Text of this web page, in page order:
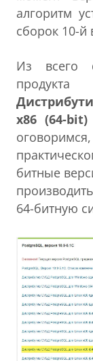
алгоритм
сборок 10-й
Из всего
x86 (64-
битные
64-битную